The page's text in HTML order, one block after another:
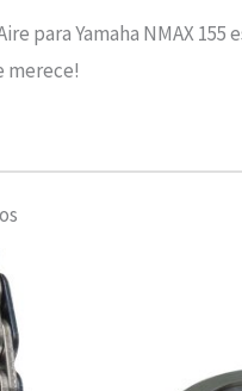
para Yamaha NMAX
merece!